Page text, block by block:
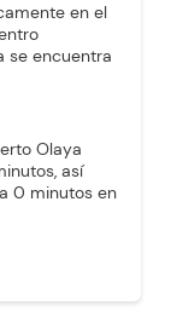
en el
se encuentra
Olaya
así
0 minutos en